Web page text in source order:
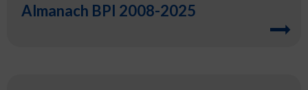
Almanach BPI 2008-2025